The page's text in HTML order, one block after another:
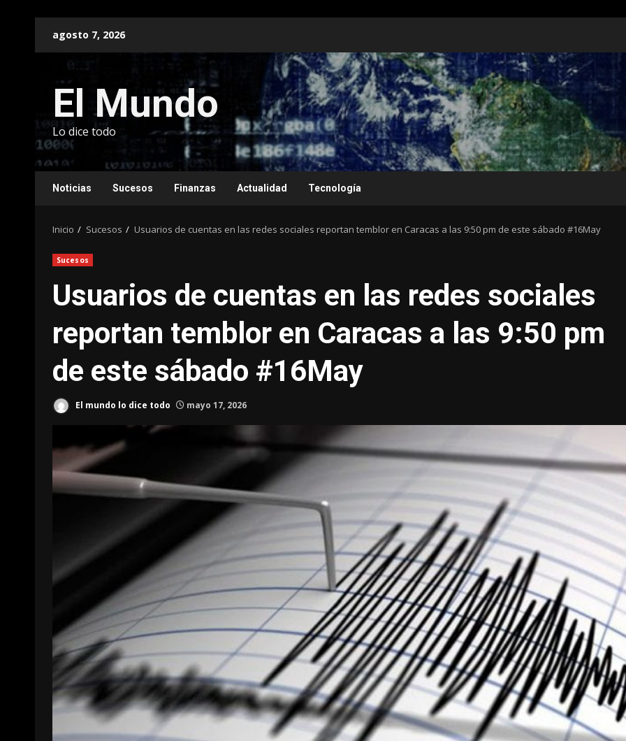
agosto 7, 2026
El Mundo
Lo dice todo
Noticias Sucesos Finanzas Actualidad Tecnología
Inicio Sucesos Usuarios de cuentas en las redes sociales reportan temblor en Caracas a las 9:50 pm de este sábado #16May
Sucesos
Usuarios de cuentas en las redes sociales
reportan temblor en Caracas a las 9:50 pm
de este sábado #16May
El mundo lo dice todo mayo 17, 2026